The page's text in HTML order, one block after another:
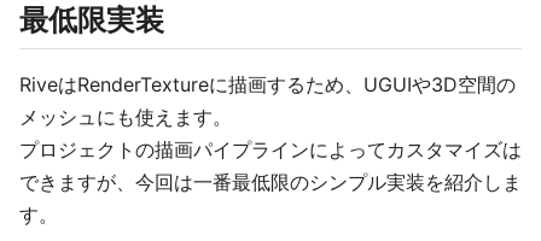
最低限実装
RiveはRenderTextureに描画するため、UGUIや3D空間の
メッシュにも使えます。
プロジェクトの描画パイプラインによってカスタマイズは
できますが、今回は一番最低限のシンプル実装を紹介しま
す。